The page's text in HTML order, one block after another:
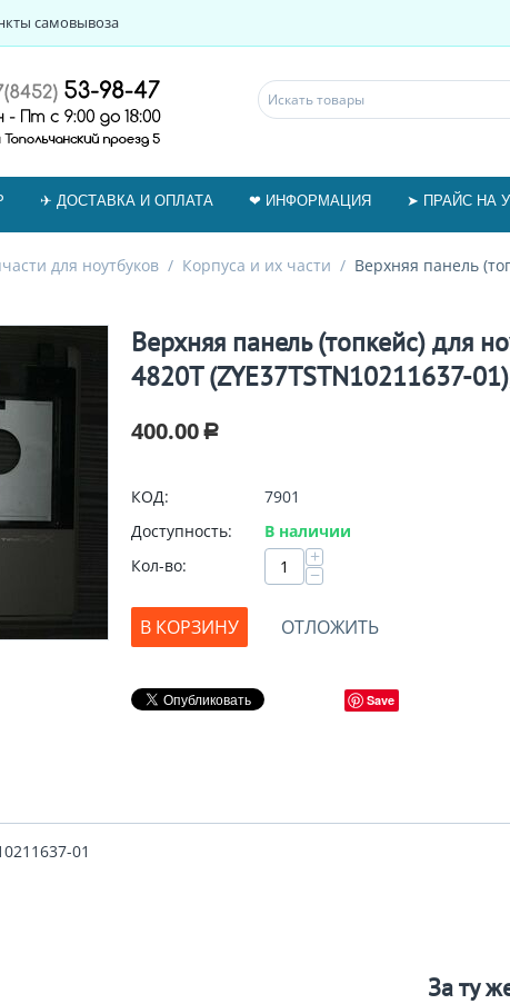
самовывоза
✈ ДОСТАВКА И ОПЛАТА ❤ ИНФОРМАЦИЯ ➤ ПРАЙС НА
для ноутбуков / Корпуса и их части / Верхняя панель
Верхняя панель (топкейс) для
4820T (ZYE37TSTN10211637-
400.00 Р
КОД:
7901
Доступность:
В наличии
Кол-во:
+
−
В КОРЗИНУ ОТЛОЖИТЬ
Save
01
За ту